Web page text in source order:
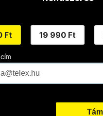
Ft 19 990 Ft